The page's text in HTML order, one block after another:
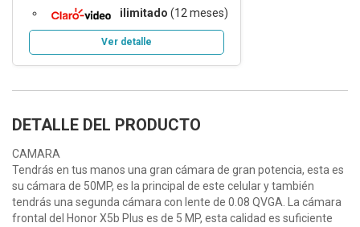
ilimitado (12 meses)
Ver detalle
DETALLE DEL PRODUCTO
CAMARA
Tendrás en tus manos una gran cámara de gran potencia, esta es
su cámara de 50MP, es la principal de este celular y también
tendrás una segunda cámara con lente de 0.08 QVGA. La cámara
frontal del Honor X5b Plus es de 5 MP, esta calidad es suficiente